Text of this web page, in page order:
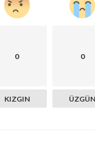
0
KIZGIN
0
ÜZGÜN